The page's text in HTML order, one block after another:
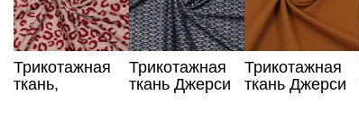
Трикотажная
ткань,
Трикотажная
ткань Джерси
Трикотажная
ткань Джерси